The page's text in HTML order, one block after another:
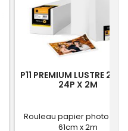
P11 PREMIUM LUSTRE
24P X 2M
Rouleau papier photo
61cm x 2m